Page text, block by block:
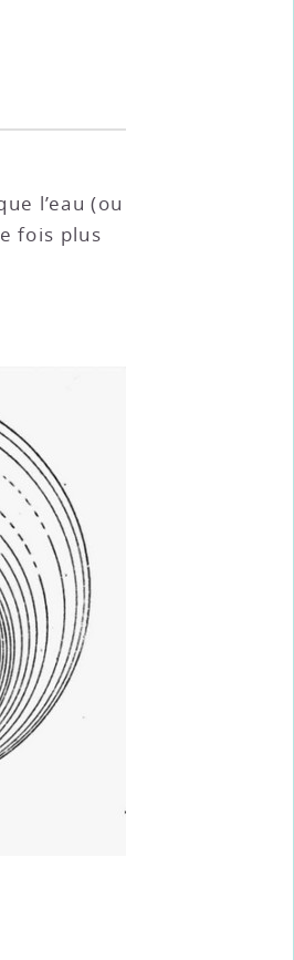
l’eau (ou
fois plus